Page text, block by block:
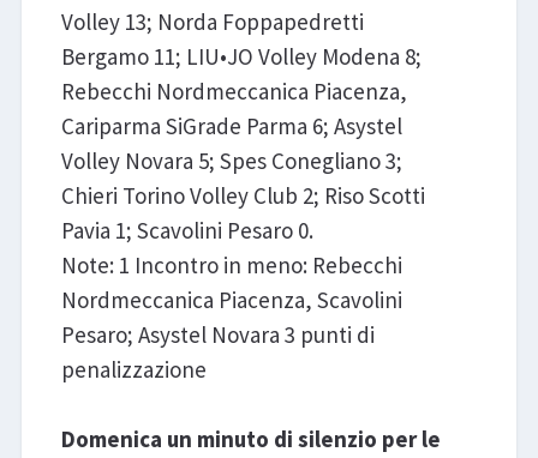
Volley 13; Norda Foppapedretti
Bergamo 11; LIU•JO Volley Modena 8;
Rebecchi Nordmeccanica Piacenza,
Cariparma SiGrade Parma 6; Asystel
Volley Novara 5; Spes Conegliano 3;
Chieri Torino Volley Club 2; Riso Scotti
Pavia 1; Scavolini Pesaro 0.
Note: 1 Incontro in meno: Rebecchi
Nordmeccanica Piacenza, Scavolini
Pesaro; Asystel Novara 3 punti di
penalizzazione
Domenica un minuto di silenzio per le